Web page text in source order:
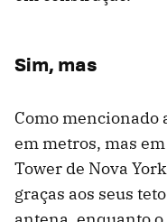
Sim, mas
Como mencionado
em metros, mas
Tower de Nova
graças aos seus